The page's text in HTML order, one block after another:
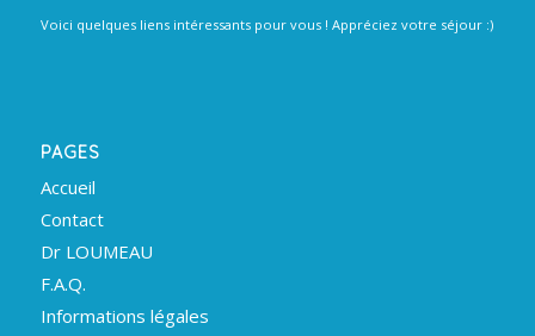
Voici quelques liens intéressants pour vous ! Appréciez votre séjour :)
PAGES
Accueil
Contact
Dr LOUMEAU
F.A.Q.
Informations légales